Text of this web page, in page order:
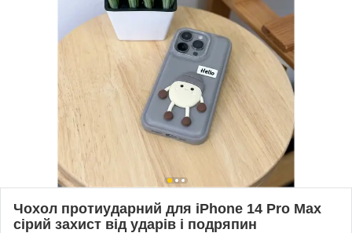
Чохол протиударний для iPhone 14 Pro Max
сірий захист від ударів і подряпин